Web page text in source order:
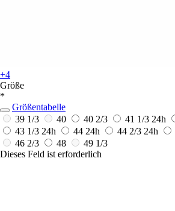
+4
Größe
*
Größentabelle
39 1/3
40 40 2/3 41 1/3 24h
43 1/3 24h 44 24h 44 2/3 24h
46 2/3
48
49 1/3
Dieses Feld ist erforderlich